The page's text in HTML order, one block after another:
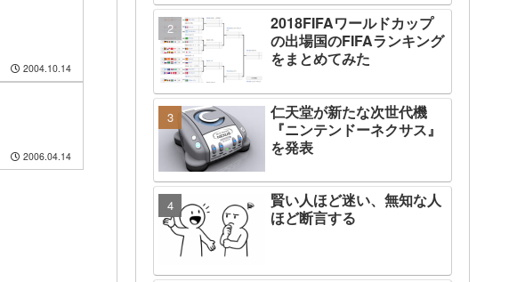
2004.10.14
2006.04.14
2018FIFAワールドカップ
の出場国のFIFAランキング
をまとめてみた
仁天堂が新たな次世代機
『ニンテンドーネクサス』
を発表
賢い人ほど迷い、無知な人
ほど断言する